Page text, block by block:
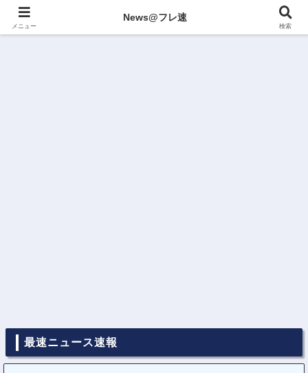
最速ニュース速報
メニュー
News@フレ速
検索